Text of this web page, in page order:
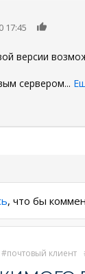
17:45
версии
сервером...
, что бы
почтовый клиент